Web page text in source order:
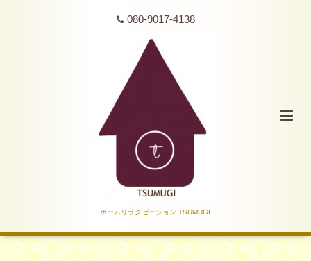
080-9017-4138
ホームリラクゼーション TSUMUGI